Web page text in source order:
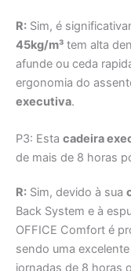
R: Sim, é
45kg/m³ tem alta
afunde ou ceda
ergonomia do
executiva.
P3: Esta cadeira
de mais de 8 horas
R: Sim, devido à sua
Back System e à
OFFICE Comfort é
sendo uma excelente
jornadas de 8 horas